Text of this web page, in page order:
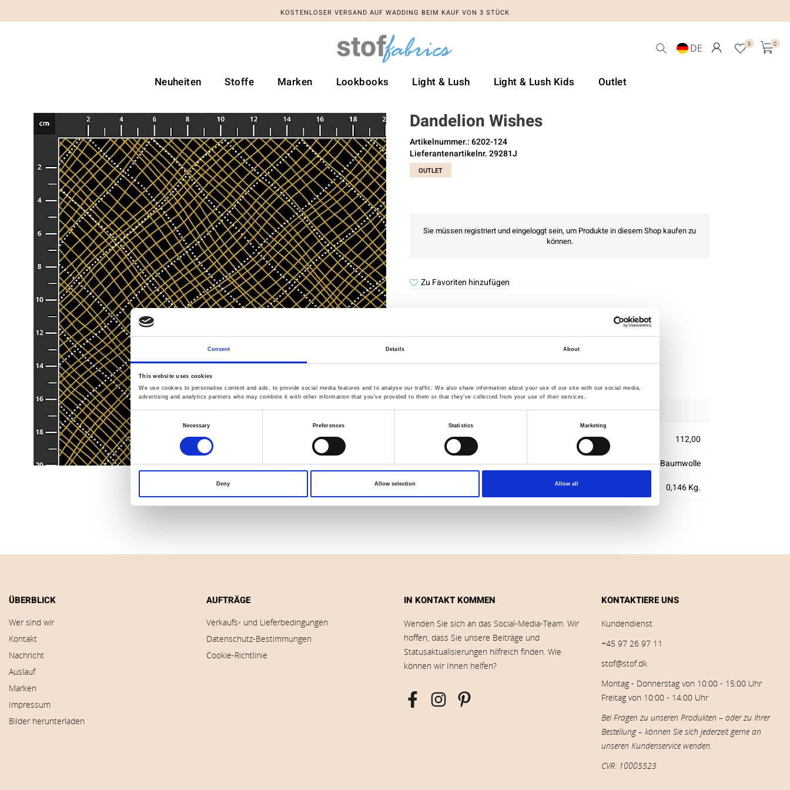
Consent Details About
This website uses cookies
We use cookies to personalise content and ads, to provide social media features and to analyse our traffic. We also share information about your use of our site with our social media,
advertising and analytics partners who may combine it with other information that you’ve provided to them or that they’ve collected from your use of their services.
Consent
Selection
Necessary Preferences Statistics Marketing
Deny Allow selection Allow all
KOSTENLOSER VERSAND AUF WADDING BEIM KAUF VON 3 STÜCK
DE 0 0
Neuheiten Stoffe Marken Lookbooks Light & Lush Light & Lush Kids Outlet
Dandelion Wishes
Artikelnummer.: 6202-124
Lieferantenartikelnr. 29281J
OUTLET
Sie müssen registriert und eingeloggt sein, um Produkte in diesem Shop kaufen zu
können.
Zu Favoriten hinzufügen
Lieferung
Spezifikation
112,00
Material
100% Baumwolle
0,146 Kg.
ÜBERBLICK
Wer sind wir
Kontakt
Nachricht
Auslauf
Marken
Impressum
Bilder herunterladen
AUFTRÄGE
Verkaufs- und Lieferbedingungen
Datenschutz-Bestimmungen
Cookie-Richtlinie
IN KONTAKT KOMMEN
Wenden Sie sich an das Social-Media-Team. Wir
hoffen, dass Sie unsere Beiträge und
Statusaktualisierungen hilfreich finden. Wie
können wir Ihnen helfen?
KONTAKTIERE UNS
Kundendienst
+45 97 26 97 11
stof@stof.dk
Montag - Donnerstag von 10:00 - 15:00 Uhr
Freitag von 10:00 - 14:00 Uhr
Bei Fragen zu unseren Produkten – oder zu Ihrer
Bestellung – können Sie sich jederzeit gerne an
unseren Kundenservice wenden.
CVR: 10005523